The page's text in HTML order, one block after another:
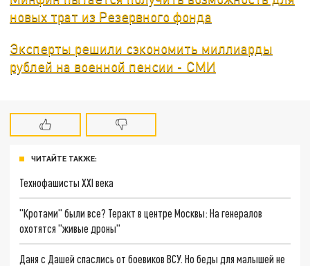
новых трат из Резервного фонда
Эксперты решили сэкономить миллиарды
рублей на военной пенсии - СМИ
ЧИТАЙТЕ ТАКЖЕ:
Технофашисты XXI века
"Кротами" были все? Теракт в центре Москвы: На генералов
охотятся "живые дроны"
Даня с Дашей спаслись от боевиков ВСУ. Но беды для малышей не